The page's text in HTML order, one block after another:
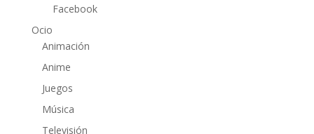
Facebook
Ocio
Animación
Anime
Juegos
Música
Televisión